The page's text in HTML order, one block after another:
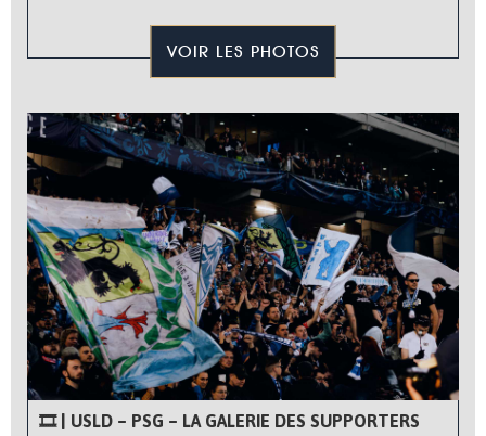
VOIR LES PHOTOS
🎞 | USLD – PSG – LA GALERIE DES SUPPORTERS